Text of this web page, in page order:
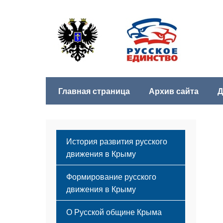
Главная страница Архив сайта
История развития русского
движения в Крыму
Формирование русского
движения в Крыму
Русский Крым
О Русской общине Крыма